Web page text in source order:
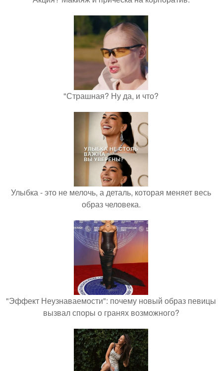
"Страшная? Ну да, и что?
Улыбка - это не мелочь, а деталь, которая меняет весь
образ человека.
"Эффект Неузнаваемости": почему новый образ певицы
вызвал споры о гранях возможного?